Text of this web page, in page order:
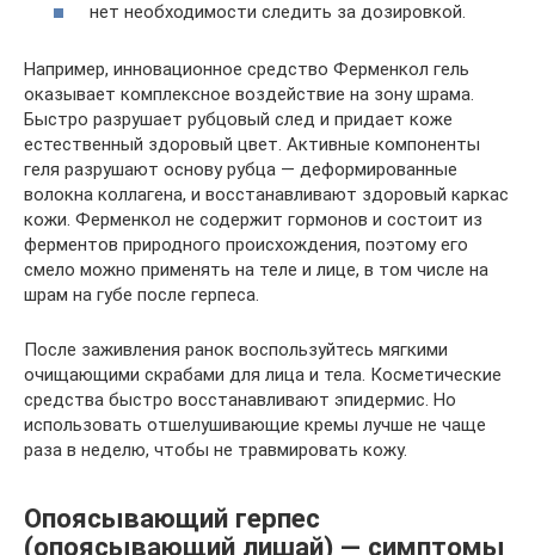
нет необходимости следить за дозировкой.
Например, инновационное средство Ферменкол гель
оказывает комплексное воздействие на зону шрама.
Быстро разрушает рубцовый след и придает коже
естественный здоровый цвет. Активные компоненты
геля разрушают основу рубца — деформированные
волокна коллагена, и восстанавливают здоровый каркас
кожи. Ферменкол не содержит гормонов и состоит из
ферментов природного происхождения, поэтому его
смело можно применять на теле и лице, в том числе на
шрам на губе после герпеса.
После заживления ранок воспользуйтесь мягкими
очищающими скрабами для лица и тела. Косметические
средства быстро восстанавливают эпидермис. Но
использовать отшелушивающие кремы лучше не чаще
раза в неделю, чтобы не травмировать кожу.
Опоясывающий герпес
(опоясывающий лишай) — симптомы